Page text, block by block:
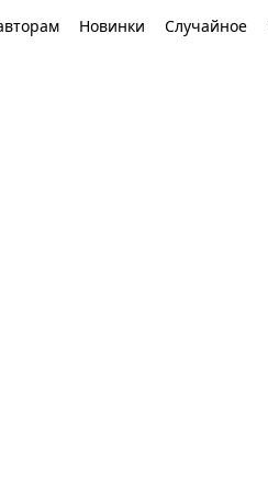
Новинки Случайное